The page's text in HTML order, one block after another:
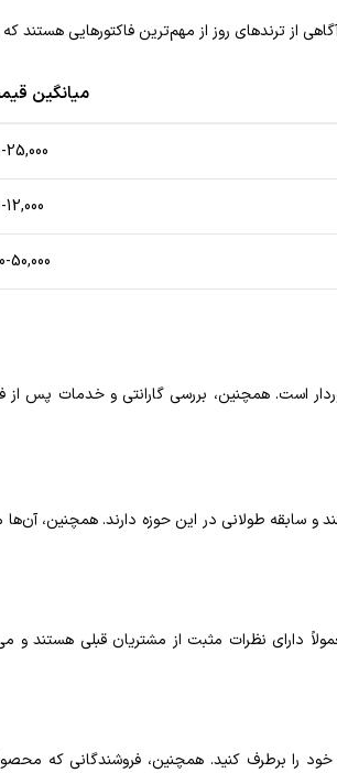
از ترندهای روز از مهم‌ترین فاکتورهایی هستند
میانگین
25,000
50,000
است. همچنین، بررسی گارانتی و خدمات پس
و سابقه طولانی در این حوزه دارند. همچنین،
دارای نظرات مثبت از مشتریان قبلی هستند و
برطرف کنید. همچنین، فروشندگانی که